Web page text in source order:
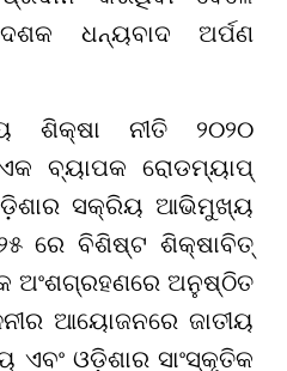
ଧନ୍ୟବାଦ ଅର୍ପଣ
ଶିକ୍ଷା ନୀତି ୨୦୨୦
ଏକ ବ୍ୟାପକ ରୋଡମ୍ୟାପ୍
ସକ୍ରିୟ ଆଭିମୁଖ୍ୟ
ରେ ବିଶିଷ୍ଟ ଶିକ୍ଷାବିତ୍
ଅଂଶଗ୍ରହଣରେ ଅନୁଷ୍ଠିତ
ଆୟୋଜନରେ ଜାତୀୟ
ଓଡ଼ିଶାର ସାଂସ୍କୃତିକ